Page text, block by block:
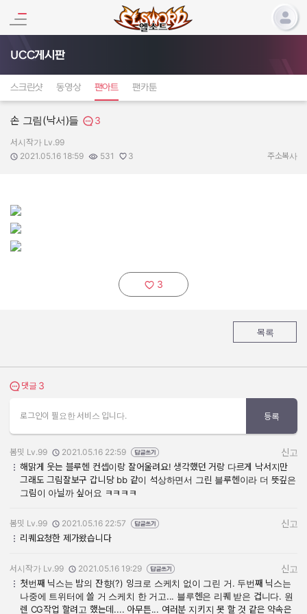
UCC게시판
스크린샷 동영상 팬아트 팬카툰
손 그림(낙서)들 3
작성자:
서시작가 Lv.99
작성일:
2021.05.16 18:59
조회수:
531
추천수:
3 주소복사
추천하기:
3
목록
댓글 보기
댓글 3
로그인이 필요한 서비스 입니다. 등록
작성자:
봄밋 Lv.99
작성일:
2021.05.16 22:59
신고
해맑게 웃는 블루헨 컨셉이랑 잘어울려요! 생각했던 거랑 다르게 낙서지만
그래도 그림잘보구 갑니당 bb 같이 석상하면서 그린 블루헨이라 더 뜻깊은
그림이 아닐까 싶어요 ㅋㅋㅋㅋ
작성자:
봄밋 Lv.99
작성일:
2021.05.16 22:57
신고
리퀘요청한 제가왔습니다
작성자:
서시작가 Lv.99
작성일:
2021.05.16 19:29
신고
첫번째 닉스는 밤의 잔향(?) 잉크로 스케치 없이 그린 거. 두번째 닉스는
나중에 트위터에 쓸 거 스케치 한 거고... 블루헨은 리퀘 받은 겁니다. 원
렌 CG작업 할려고 했는데.... 아무튼... 여러분 지키지 못 할 것 같은 약속은